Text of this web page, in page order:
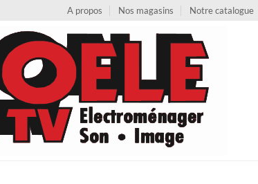
A propos Nos magasins Notre catalogue